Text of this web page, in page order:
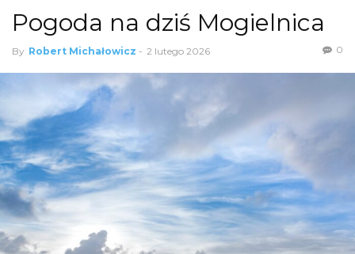
Pogoda na dziś Mogielnica
By Robert Michałowicz - 2 lutego 2026 0